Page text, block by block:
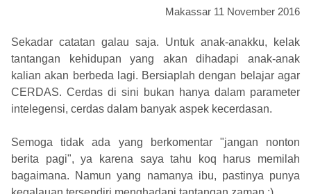
Makassar 11 November 2016
Sekadar catatan galau saja. Untuk anak-anakku, kelak
tantangan kehidupan yang akan dihadapi anak-anak
kalian akan berbeda lagi. Bersiaplah dengan belajar agar
CERDAS. Cerdas di sini bukan hanya dalam parameter
intelegensi, cerdas dalam banyak aspek kecerdasan.
Semoga tidak ada yang berkomentar "jangan nonton
berita pagi", ya karena saya tahu koq harus memilah
bagaimana. Namun yang namanya ibu, pastinya punya